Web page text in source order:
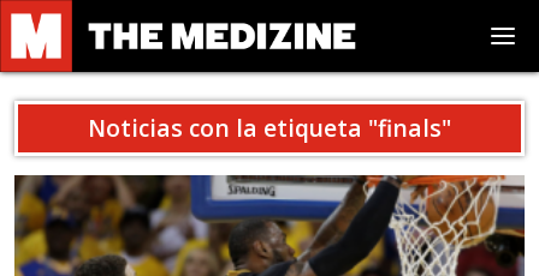
Noticias con la etiqueta "finals"